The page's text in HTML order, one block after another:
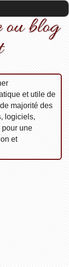
ou blog
et utile de
majorité des
logiciels,
pour une
et